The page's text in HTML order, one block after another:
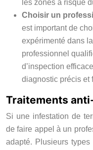
les zones à risque
Choisir un
est important de
expérimenté dans
professionnel
d’inspection
diagnostic précis et
Traitements
Si une infestation de
de faire appel à un
adapté. Plusieurs